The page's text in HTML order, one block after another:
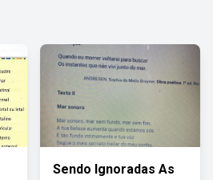
Sendo Ignoradas As